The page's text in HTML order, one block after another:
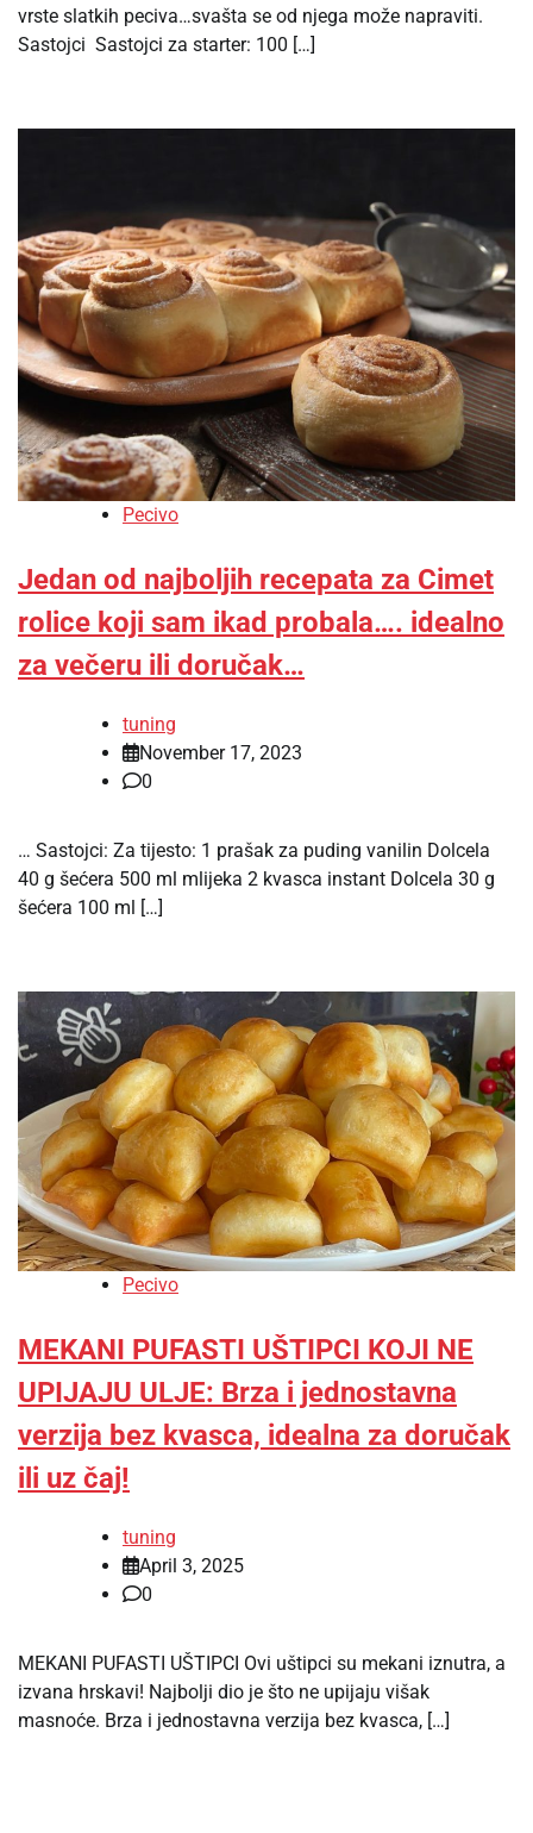
vrste slatkih peciva…svašta se od njega može napraviti.
Sastojci Sastojci za starter: 100 […]
Pecivo
Jedan od najboljih recepata za Cimet
rolice koji sam ikad probala…. idealno
za večeru ili doručak…
tuning
November 17, 2023
0
… Sastojci: Za tijesto: 1 prašak za puding vanilin Dolcela
40 g šećera 500 ml mlijeka 2 kvasca instant Dolcela 30 g
šećera 100 ml […]
Pecivo
MEKANI PUFASTI UŠTIPCI KOJI NE
UPIJAJU ULJE: Brza i jednostavna
verzija bez kvasca, idealna za doručak
ili uz čaj!
tuning
April 3, 2025
0
MEKANI PUFASTI UŠTIPCI Ovi uštipci su mekani iznutra, a
izvana hrskavi! Najbolji dio je što ne upijaju višak
masnoće. Brza i jednostavna verzija bez kvasca, […]